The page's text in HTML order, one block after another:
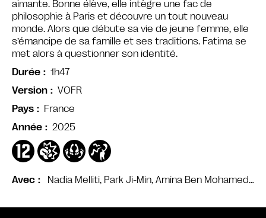
Avec Nadia Melliti, Park Ji-Min, Amina Ben Mohamed…
aimante. Bonne élève, elle intègre une fac de
philosophie à Paris et découvre un tout nouveau
monde. Alors que débute sa vie de jeune femme, elle
s’émancipe de sa famille et ses traditions. Fatima se
met alors à questionner son identité.
Durée
1h47
Version
VOFR
Pays
France
Année
2025